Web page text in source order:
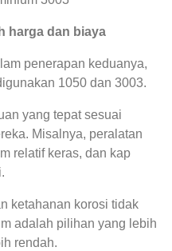
harga dan biaya
penerapan keduanya,
1050 dan 3003.
yang tepat sesuai
Misalnya, peralatan
relatif keras, dan kap
ketahanan korosi tidak
adalah pilihan yang lebih
rendah.